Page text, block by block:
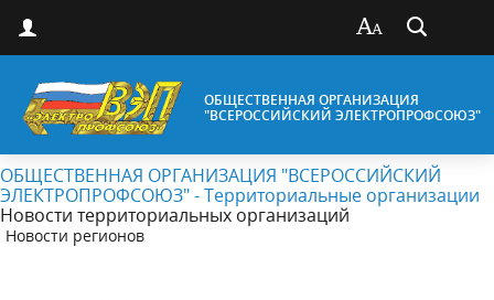
ОБЩЕСТВЕННАЯ ОРГАНИЗАЦИЯ
"ВСЕРОССИЙСКИЙ ЭЛЕКТРОПРОФСОЮЗ"
ОБЩЕСТВЕННАЯ ОРГАНИЗАЦИЯ "ВСЕРОССИЙСКИЙ
ЭЛЕКТРОПРОФСОЮЗ" - Территориальные организации
Новости территориальных организаций
Новости регионов